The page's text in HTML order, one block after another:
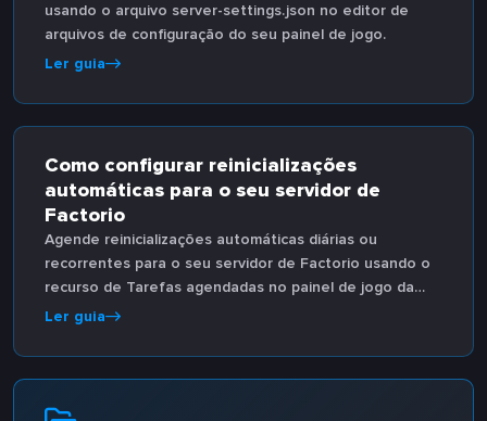
usando o arquivo server-settings.json no editor de
arquivos de configuração do seu painel de jogo.
Ler guia
Como configurar reinicializações
automáticas para o seu servidor de
Factorio
Agende reinicializações automáticas diárias ou
recorrentes para o seu servidor de Factorio usando o
recurso de Tarefas agendadas no painel de jogo da
Host Havoc.
Ler guia